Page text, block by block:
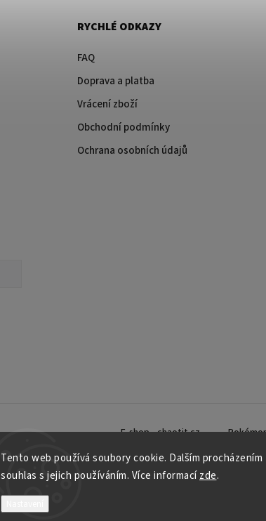
Tento web používá soubory cookie. Dalším
souhlas s jejich používáním. Více informacízde.
RYCHLÉ ODKAZY
FAQ
Doprava a platba
Vrácení zboží
Obchodní podmínky
Ochrana osobních údajů
E-shop - chaotit.cz